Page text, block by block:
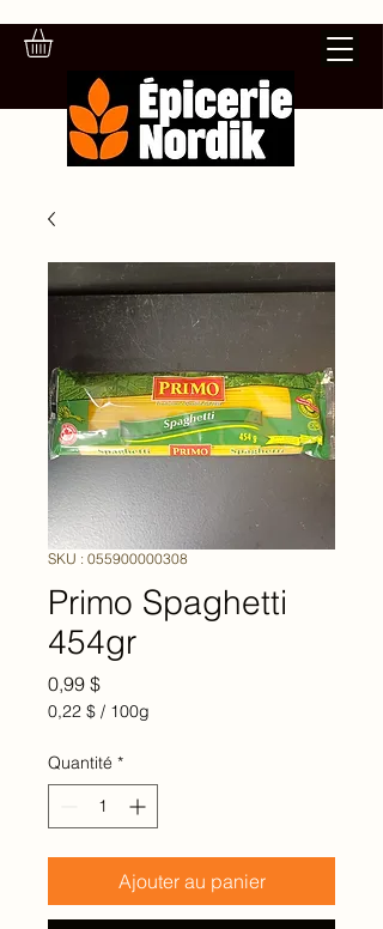
SKU : 055900000308
Primo Spaghetti
454gr
0,99 $Prix
0,22 $ / 100g
pour
100
Grammes
Quantité *
Ajouter au panier